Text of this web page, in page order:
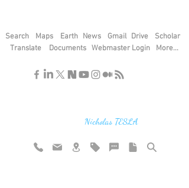
Search Maps Earth News Gmail Drive
Translate
Documents Webmaster Login
Scholar
More...
Nicholas TESLA